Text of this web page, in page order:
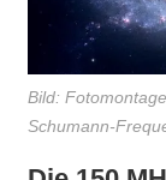
Bild:
Schumann-